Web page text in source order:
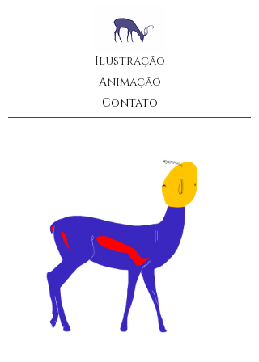
Ilustração
Animação
Contato